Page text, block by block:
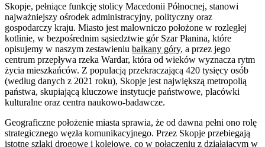
Skopje, pełniące funkcję stolicy Macedonii Północnej, stanowi
najważniejszy ośrodek administracyjny, polityczny oraz
gospodarczy kraju. Miasto jest malowniczo położone w rozległej
kotlinie, w bezpośrednim sąsiedztwie gór Szar Płanina, które
opisujemy w naszym zestawieniu bałkany góry, a przez jego
centrum przepływa rzeka Wardar, która od wieków wyznacza rytm
życia mieszkańców. Z populacją przekraczającą 420 tysięcy osób
(według danych z 2021 roku), Skopje jest największą metropolią
państwa, skupiającą kluczowe instytucje państwowe, placówki
kulturalne oraz centra naukowo-badawcze.
Geograficzne położenie miasta sprawia, że od dawna pełni ono rolę
strategicznego węzła komunikacyjnego. Przez Skopje przebiegają
istotne szlaki drogowe i kolejowe, co w połączeniu z działającym w